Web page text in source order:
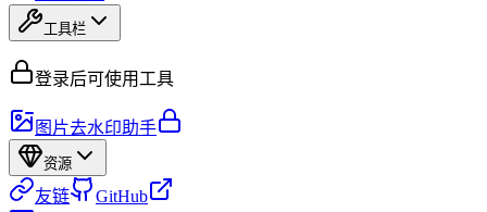
工具栏
登录后可使用工具
图片去水印助手
资源
友链
GitHub